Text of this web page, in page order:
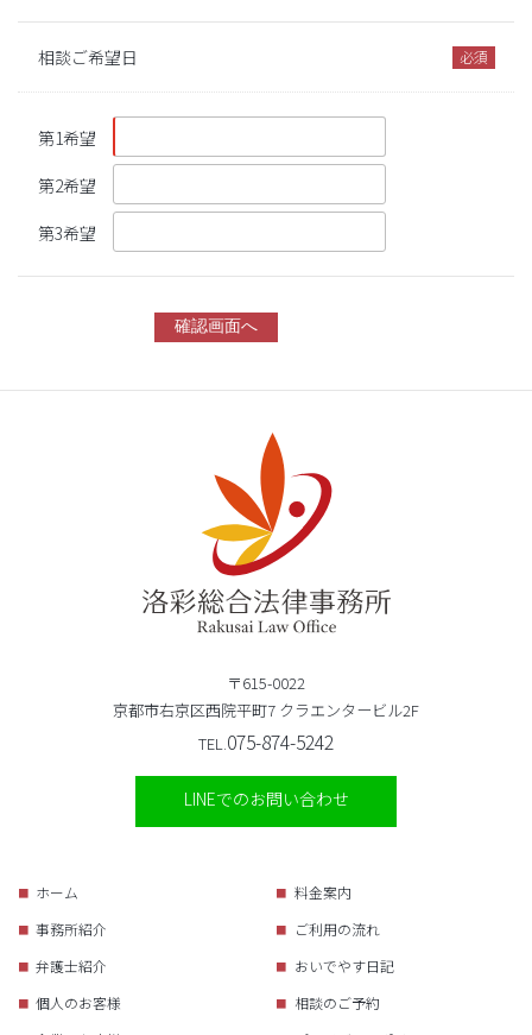
相談ご希望日
第1希望
第2希望
第3希望
〒615-0022
京都市右京区西院平町7 クラエンタービル2F
TEL.075-874-5242
LINEでのお問い合わせ
ホーム
事務所紹介
弁護士紹介
個人のお客様
料金案内
ご利用の流れ
おいでやす日記
相談のご予約